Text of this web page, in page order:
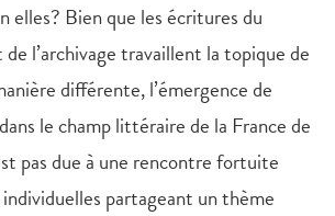
elles? Bien que les écritures du
l’archivage travaillent la topique de
différente, l’émergence de
le champ littéraire de la France de
pas due à une rencontre fortuite
partageant un thème